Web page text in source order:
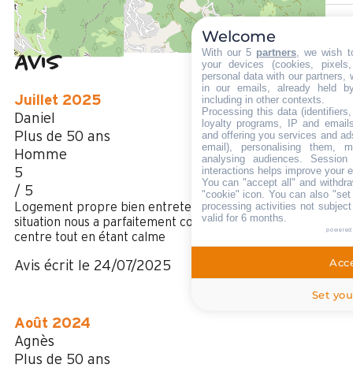
Avis
4,07
/ 5
(14 avis
Juillet 2025
Daniel
Plus de 50 ans
Homme
5
/ 5
Logement propre bien entretenu et bien équipé. Sa
situation nous a parfaitement convenu. Très proche du
centre tout en étant calme
Avis écrit le 24/07/2025
Août 2024
Agnès
Plus de 50 ans
Welcome
With our 5 partners, we wish
your devices (cookies,
personal data with our partners,
in our emails, already held
including in other contexts.
Processing this data
loyalty programs, IP and
and offering you services and
email), personalising them,
analysing audiences.
interactions helps improve your
You can "accept all" and
"cookie" icon. You can also
processing activities not
valid for 6 months.
Set